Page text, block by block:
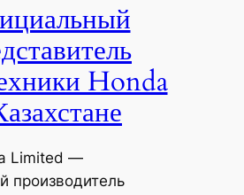
Honda
Limited —
производитель